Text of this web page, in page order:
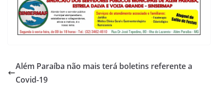
Além Paraíba não mais terá boletins referente a
Covid-19